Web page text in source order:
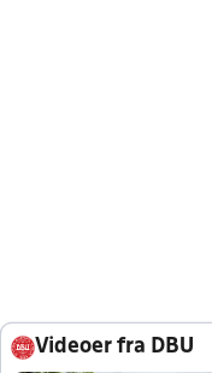
Videoer fra DBU